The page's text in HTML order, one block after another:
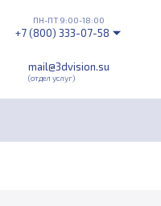
mail@3dvision.su
(отдел услуг)
ПН-ПТ 9:00-18:00
+7 (800) 333-07-58